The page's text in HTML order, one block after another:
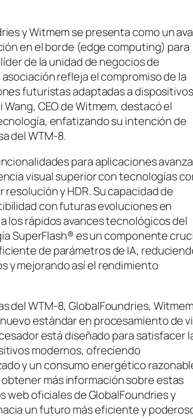
y Witmem se presenta como un
en el borde (edge computing) para
de la unidad de negocios de
refleja el compromiso de la
futuristas adaptadas a
CEO de Witmem, destacó el
enfatizando su intención de
del WTM-8.
para aplicaciones
visual superior con tecnologías
y HDR. Su capacidad de
con futuras evoluciones en
los rápidos avances tecnológicos del
SuperFlash® es un componente
de parámetros de IA,
y mejorando así el rendimiento
del WTM-8, GlobalFoundries,
estándar en procesamiento de
está diseñado para satisfacer
modernos, ofreciendo
y un consumo energético
más información sobre estas
web oficiales de GlobalFoundries y
un futuro más eficiente y